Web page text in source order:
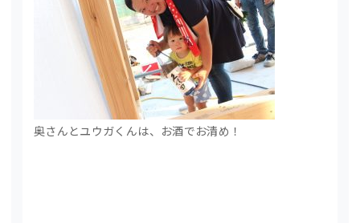
奥さんとユウガくんは、お酒でお清め！